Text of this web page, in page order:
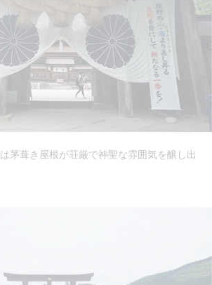
茅葺き屋根が荘厳で神聖な雰囲気を醸し出